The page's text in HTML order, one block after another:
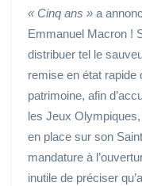
« Cinq ans » a
Emmanuel Macron !
distribuer tel le
remise en état rapide
patrimoine, afin
les Jeux
en place sur son
mandature à
inutile de préciser